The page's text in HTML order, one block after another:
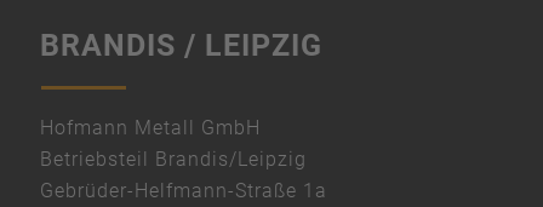
Mehr Informationen
Usercentrics Consent Management
Platform
&
" width="600" height="450" style="border:0;"
allowfullscreen="" loading="lazy">
BRANDIS / LEIPZIG
Hofmann Metall GmbH
Betriebsteil Brandis/Leipzig
Gebrüder-Helfmann-Straße 1a